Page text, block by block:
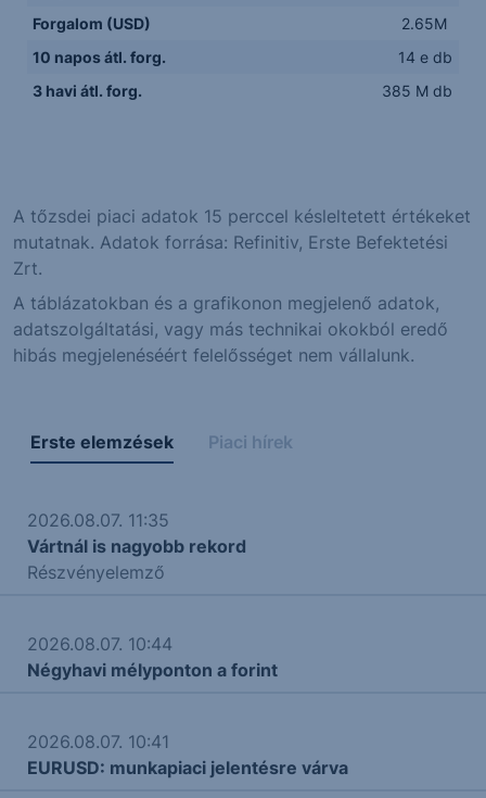
Forgalom (USD)
2.65M
10 napos átl. forg.
14 e db
3 havi átl. forg.
385 M db
A tőzsdei piaci adatok 15 perccel késleltetett értékeket
mutatnak. Adatok forrása: Refinitiv, Erste Befektetési
Zrt.
A táblázatokban és a grafikonon megjelenő adatok,
adatszolgáltatási, vagy más technikai okokból eredő
hibás megjelenéséért felelősséget nem vállalunk.
Erste elemzések Piaci hírek
2026.08.07. 11:35
Vártnál is nagyobb rekord
Részvényelemző
2026.08.07. 10:44
Négyhavi mélyponton a forint
2026.08.07. 10:41
EURUSD: munkapiaci jelentésre várva